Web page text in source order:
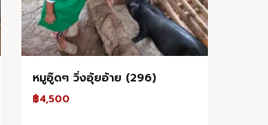
หมูอู๊ดๆ วิ่งอุ้ยอ้าย (296)
฿4,500